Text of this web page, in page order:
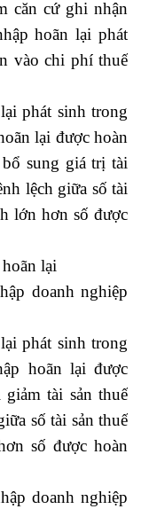
căn cứ ghi nhận
hoãn lại phát
vào chi phí thuế
phát sinh trong
lại được hoàn
sung giá trị tài
lệch giữa số tài
lớn hơn số được
lại
doanh nghiệp
phát sinh trong
hoãn lại được
tài sản thuế
số tài sản thuế
số được hoàn
doanh nghiệp